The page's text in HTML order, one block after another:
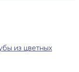
из цветных